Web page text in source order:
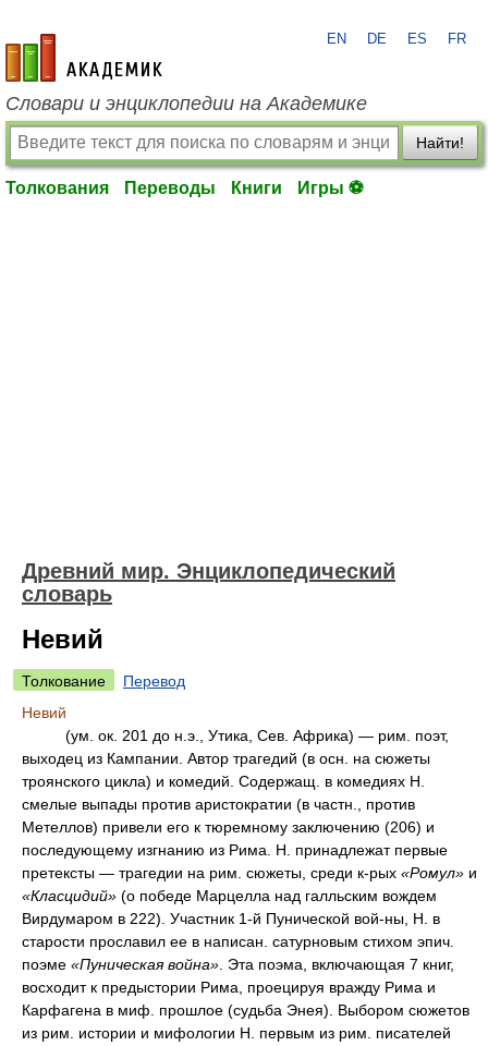
academic.ru
EN DE ES FR
Словари и энциклопедии на Академике
Найти!
Толкования Переводы Книги Игры ⚽
Древний мир. Энциклопедический
словарь
Невий
Толкование
Перевод
Невий
(ум. ок. 201 до н.э., Утика, Сев. Африка) — рим. поэт,
выходец из Кампании. Автор трагедий (в осн. на сюжеты
троянского цикла) и комедий. Содержащ. в комедиях Н.
смелые выпады против аристократии (в частн., против
Метеллов) привели его к тюремному заключению (206) и
последующему изгнанию из Рима. Н. принадлежат первые
претексты — трагедии на рим. сюжеты, среди к-рых «Ромул» и
«Класцидий» (о победе Марцелла над галльским вождем
Вирдумаром в 222). Участник 1-й Пунической вой-ны, Н. в
старости прославил ее в написан. сатурновым стихом эпич.
поэме «Пуническая война» . Эта поэма, включающая 7 книг,
восходит к предыстории Рима, проецируя вражду Рима и
Карфагена в миф. прошлое (судьба Энея). Выбором сюжетов
из рим. истории и мифологии Н. первым из рим. писателей